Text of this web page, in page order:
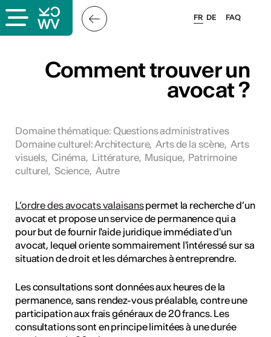
FAQ
FR DE
Comment trouver un
avocat ?
Domaine thématique: Questions administratives
Domaine culturel:Architecture, Arts de la scène, Arts
visuels, Cinéma, Littérature, Musique, Patrimoine
culturel, Science, Autre
L’ordre des avocats valaisanspermet la recherche d’un
avocat et propose un service de permanence qui a
pour but de fournir l'aide juridique immédiate d'un
avocat, lequel oriente sommairement l'intéressé sur sa
situation de droit et les démarches à entreprendre.
Les consultations sont données aux heures de la
permanence, sans rendez-vous préalable, contre une
participation aux frais généraux de 20 francs. Les
consultations sont en principe limitées à une durée